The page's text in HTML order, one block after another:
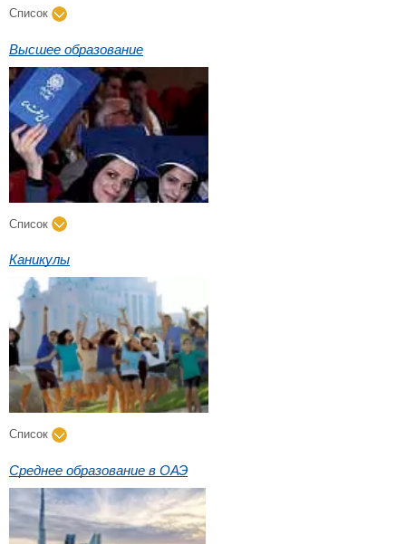
Список
Высшее образование
Список
Каникулы
Список
Среднее образование в ОАЭ